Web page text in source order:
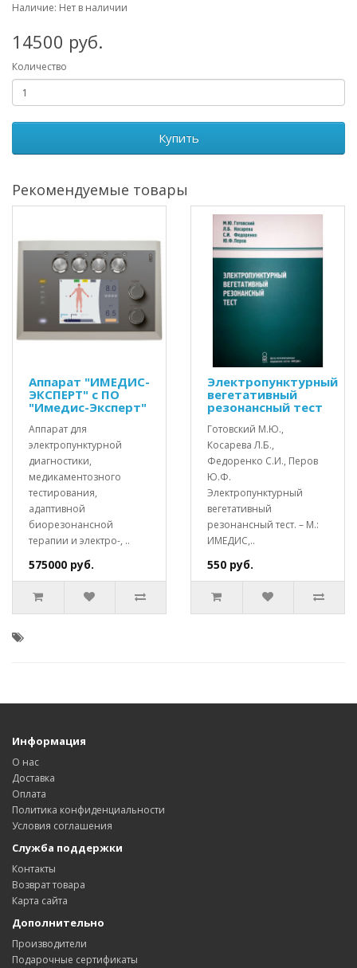
Наличие: Нет в наличии
14500 руб.
Количество
Купить
Рекомендуемые товары
Аппарат "ИМЕДИС-
ЭКСПЕРТ" с ПО
"Имедис-Эксперт"
Аппарат для
электропунктурной
диагностики,
медикаментозного
тестирования,
адаптивной
биорезонансной
терапии и электро-, ..
575000 руб.
Электропунктурный
вегетативный
резонансный тест
Готовский М.Ю.,
Косарева Л.Б.,
Федоренко С.И., Перов
Ю.Ф.
Электропунктурный
вегетативный
резонансный тест. – М.:
ИМЕДИС,..
550 руб.
Информация
О нас
Доставка
Оплата
Политика конфиденциальности
Условия соглашения
Служба поддержки
Контакты
Возврат товара
Карта сайта
Дополнительно
Производители
Подарочные сертификаты